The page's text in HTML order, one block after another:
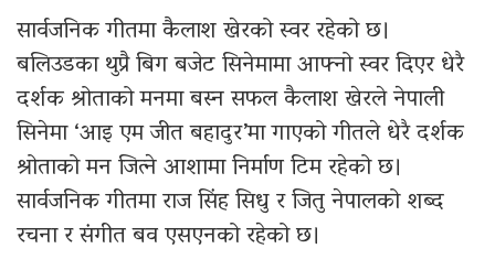
सार्वजनिक गीतमा कैलाश खेरको स्वर रहेको छ।
बलिउडका थुप्रै बिग बजेट सिनेमामा आफ्नो स्वर दिएर धेरै
दर्शक श्रोताको मनमा बस्न सफल कैलाश खेरले नेपाली
सिनेमा ‘आइ एम जीत बहादुर’मा गाएको गीतले धेरै दर्शक
श्रोताको मन जित्ने आशामा निर्माण टिम रहेको छ।
सार्वजनिक गीतमा राज सिंह सिधु र जितु नेपालको शब्द
रचना र संगीत बव एसएनको रहेको छ।